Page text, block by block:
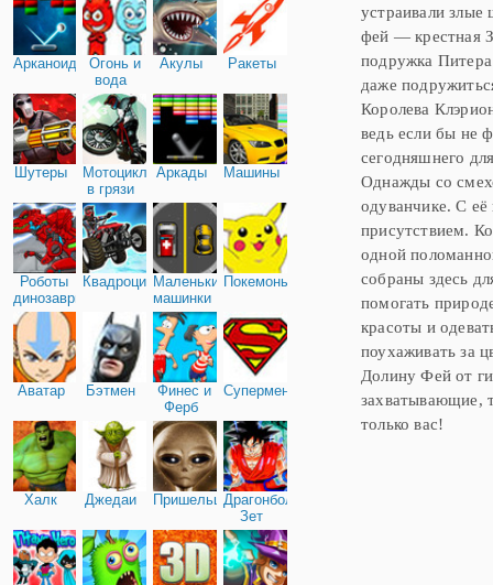
Арканоид
Огонь и
вода
Акулы Ракеты
Шутеры
Мотоциклы
в грязи
Аркады Машины
Роботы
динозавры
КвадроциклыМаленькие
машинки
Покемоны
Аватар Бэтмен
Финес и
Ферб
Супермен
Халк Джедаи ПришельцыДрагонболл
Зет
устраивали
фей — крестная
подружка
даже
Королева
ведь если бы не
сегодняшнего
Однажды со
одуванчике. С её
присутствием.
одной
собраны здесь
помогать
красоты и
поухаживать за
Долину Фей от
захватывающие,
только вас!